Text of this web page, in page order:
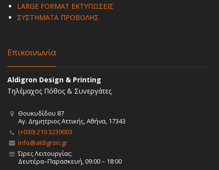
LARGE FORMAT ΕΚΤΥΠΩΣΕΙΣ
ΣΥΣΤΗΜΑΤΑ ΠΡΟΒΟΛΗΣ
Επικοινωνία
Aldigron Design & Printing
Τηλέμαχος Πόθος & Συνεργάτες
Θουκυδίδου 87
Αγ. Δημητριος Αττικής, Αθήνα, 17343
(+030) 210 3239003
info@aldigron.gr
Ώρες Λειτουργίας:
Δευτέρα–Παρασκευή, 09:00 – 18:00